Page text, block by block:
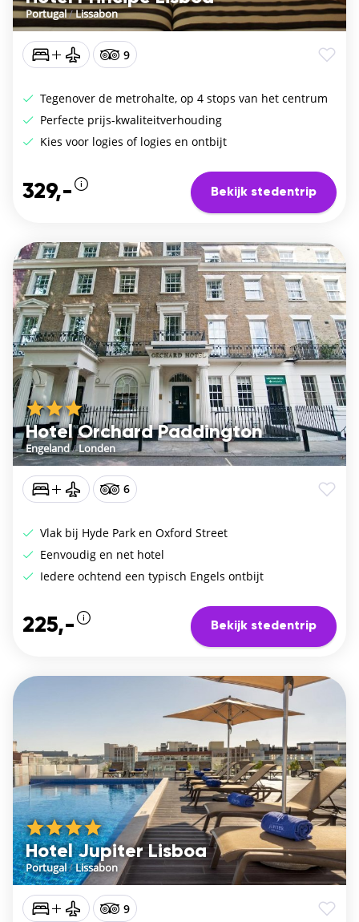
Portugal/Lissabon
9
Tegenover de metrohalte, op 4 stops van het centrum
Perfecte prijs-kwaliteitverhouding
Kies voor logies of logies en ontbijt
329,- Bekijk stedentrip
Hotel Orchard Paddington
Engeland/Londen
6
Vlak bij Hyde Park en Oxford Street
Eenvoudig en net hotel
Iedere ochtend een typisch Engels ontbijt
225,- Bekijk stedentrip
Hotel Jupiter Lisboa
Portugal/Lissabon
9